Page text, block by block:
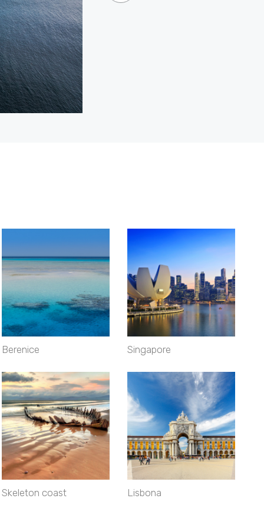
Berenice
Skeleton coast
Singapore
Lisbona